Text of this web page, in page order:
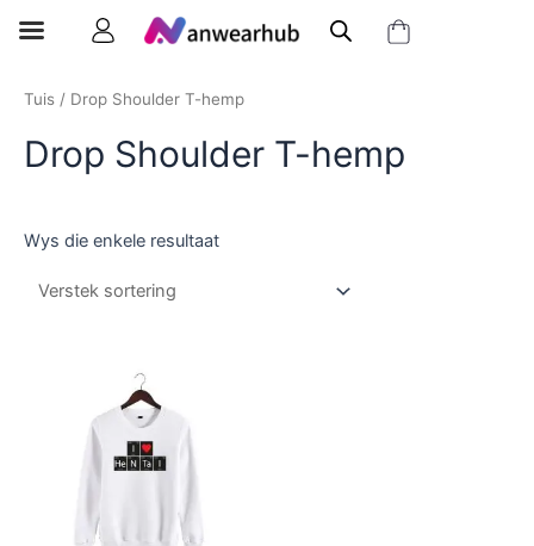
Tuis / Drop Shoulder T-hemp
Drop Shoulder T-hemp
Wys die enkele resultaat